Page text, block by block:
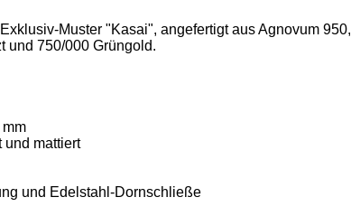
Muster "Kasai", angefertigt aus Agnovum 950,
und 750/000 Grüngold.
und mattiert
und Edelstahl-Dornschließe